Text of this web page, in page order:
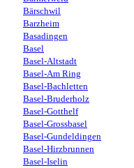
Bärschwil
Barzheim
Basadingen
Basel
Basel-Altstadt
Basel-Am Ring
Basel-Bachletten
Basel-Bruderholz
Basel-Gotthelf
Basel-Grossbasel
Basel-Gundeldingen
Basel-Hirzbrunnen
Basel-Iselin